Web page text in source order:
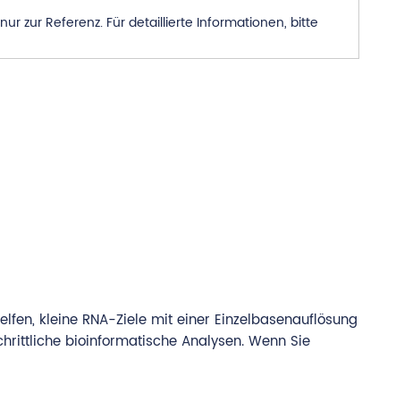
zur Referenz. Für detaillierte Informationen, bitte
kleine RNA-Ziele mit einer Einzelbasenauflösung
bioinformatische Analysen. Wenn Sie